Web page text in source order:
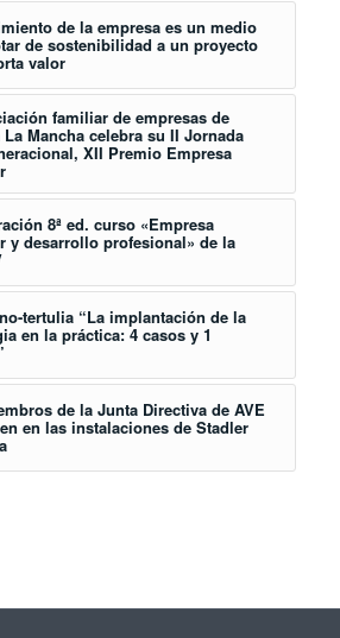
de la empresa es un medio
de sostenibilidad a un proyecto
valor
familiar de empresas de
Mancha celebra su II Jornada
XII Premio Empresa
8ª ed. curso «Empresa
y desarrollo profesional» de la
tertulia “La implantación de la
en la práctica: 4 casos y 1
de la Junta Directiva de AVE
en las instalaciones de Stadler